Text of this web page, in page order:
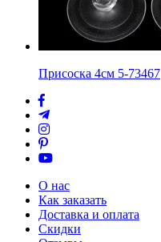
Присоска 4см 5-73467
О нас
Как заказать
Доставка и оплата
Скидки